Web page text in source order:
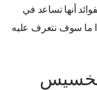
أنها تساعد في
ما سوف نتعرف عليه